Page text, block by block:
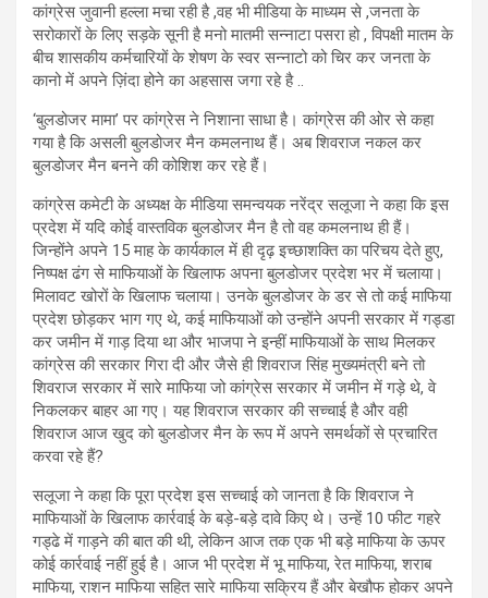
कांग्रेस जुवानी हल्ला मचा रही है ,वह भी मीडिया के माध्यम से ,जनता के
सरोकारों के लिए सड़के सूनी है मनो मातमी सन्नाटा पसरा हो , विपक्षी मातम के
बीच शासकीय कर्मचारियों के शेषण के स्वर सन्नाटो को चिर कर जनता के
कानो में अपने ज़िंदा होने का अहसास जगा रहे है ..
‘बुलडोजर मामा’ पर कांग्रेस ने निशाना साधा है। कांग्रेस की ओर से कहा
गया है कि असली बुलडोजर मैन कमलनाथ हैं। अब शिवराज नकल कर
बुलडोजर मैन बनने की कोशिश कर रहे हैं।
कांग्रेस कमेटी के अध्यक्ष के मीडिया समन्वयक नरेंद्र सलूजा ने कहा कि इस
प्रदेश में यदि कोई वास्तविक बुलडोजर मैन है तो वह कमलनाथ ही हैं।
जिन्होंने अपने 15 माह के कार्यकाल में ही दृढ़ इच्छाशक्ति का परिचय देते हुए,
निष्पक्ष ढंग से माफियाओं के खिलाफ अपना बुलडोजर प्रदेश भर में चलाया।
मिलावट खोरों के खिलाफ चलाया। उनके बुलडोजर के डर से तो कई माफिया
प्रदेश छोड़कर भाग गए थे, कई माफियाओं को उन्होंने अपनी सरकार में गड्डा
कर जमीन में गाड़ दिया था और भाजपा ने इन्हीं माफियाओं के साथ मिलकर
कांग्रेस की सरकार गिरा दी और जैसे ही शिवराज सिंह मुख्यमंत्री बने तो
शिवराज सरकार में सारे माफिया जो कांग्रेस सरकार में जमीन में गड़े थे, वे
निकलकर बाहर आ गए। यह शिवराज सरकार की सच्चाई है और वही
शिवराज आज खुद को बुलडोजर मैन के रूप में अपने समर्थकों से प्रचारित
करवा रहे हैं?
सलूजा ने कहा कि पूरा प्रदेश इस सच्चाई को जानता है कि शिवराज ने
माफियाओं के खिलाफ कार्रवाई के बड़े-बड़े दावे किए थे। उन्हें 10 फीट गहरे
गड्ढे में गाड़ने की बात की थी, लेकिन आज तक एक भी बड़े माफिया के ऊपर
कोई कार्रवाई नहीं हुई है। आज भी प्रदेश में भू माफिया, रेत माफिया, शराब
माफिया, राशन माफिया सहित सारे माफिया सक्रिय हैं और बेखौफ होकर अपने